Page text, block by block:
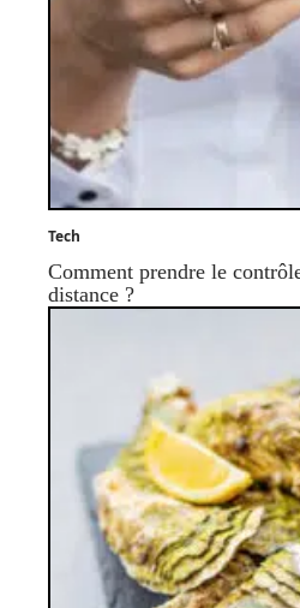
Tech
Comment prendre le
distance ?